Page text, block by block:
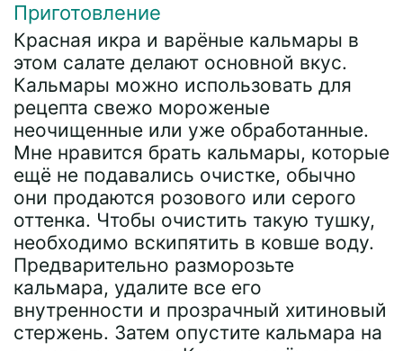
Приготовление
Красная икра и варёные кальмары в
этом салате делают основной вкус.
Кальмары можно использовать для
рецепта свежо мороженые
неочищенные или уже обработанные.
Мне нравится брать кальмары, которые
ещё не подавались очистке, обычно
они продаются розового или серого
оттенка. Чтобы очистить такую тушку,
необходимо вскипятить в ковше воду.
Предварительно разморозьте
кальмара, удалите все его
внутренности и прозрачный хитиновый
стержень. Затем опустите кальмара на